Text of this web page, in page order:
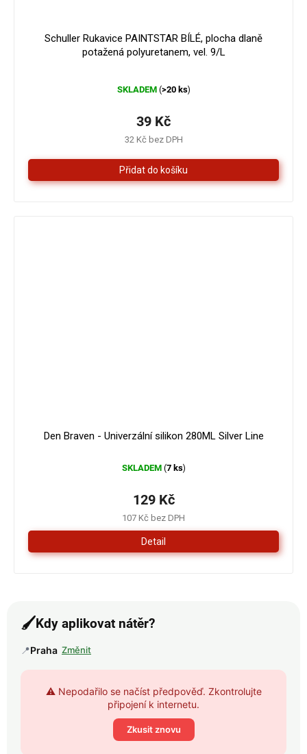
Schuller Rukavice PAINTSTAR BÍLÉ, plocha dlaně
potažená polyuretanem, vel. 9/L
hodnocení
je
z
5
hvězdiček.
SKLADEM (>20 ks)
32 Kč bez DPH
39 Kč
Den Braven - Univerzální silikon 280ML Silver Line
SKLADEM (7 ks)
107 Kč bez DPH
129 Kč
Detail
🖌️Kdy aplikovat nátěr?
📍Praha Změnit
⚠️ Nepodařilo se načíst předpověď. Zkontrolujte
připojení k internetu.
Zkusit znovu